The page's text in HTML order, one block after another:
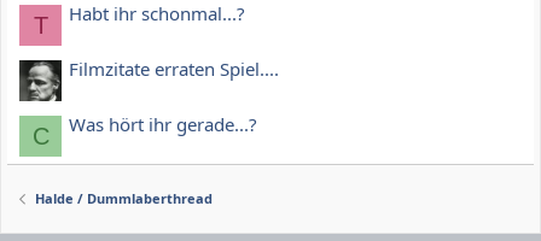
T Habt ihr schonmal...?
Filmzitate erraten Spiel....
C Was hört ihr gerade...?
Halde / Dummlaberthread